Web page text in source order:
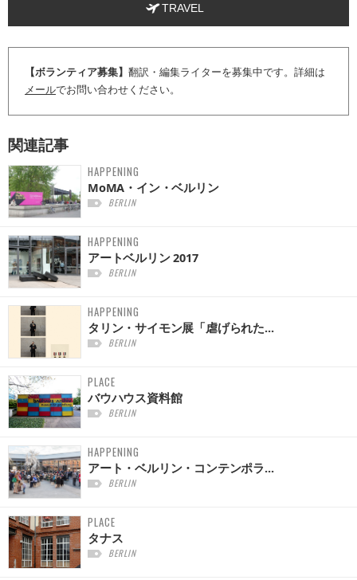
TRAVEL
【ボランティア募集】 翻訳・編集ライターを募集中です。詳細は
メールでお問い合わせください。
関連記事
HAPPENING
MoMA・イン・ベルリン
BERLIN
HAPPENING
アートベルリン 2017
BERLIN
HAPPENING
タリン・サイモン展「虐げられた...
BERLIN
PLACE
バウハウス資料館
BERLIN
HAPPENING
アート・ベルリン・コンテンポラ...
BERLIN
PLACE
タナス
BERLIN